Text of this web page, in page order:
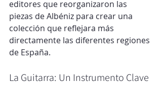
editores que reorganizaron las
piezas de Albéniz para crear una
colección que reflejara más
directamente las diferentes regiones
de España.
La Guitarra: Un Instrumento Clave